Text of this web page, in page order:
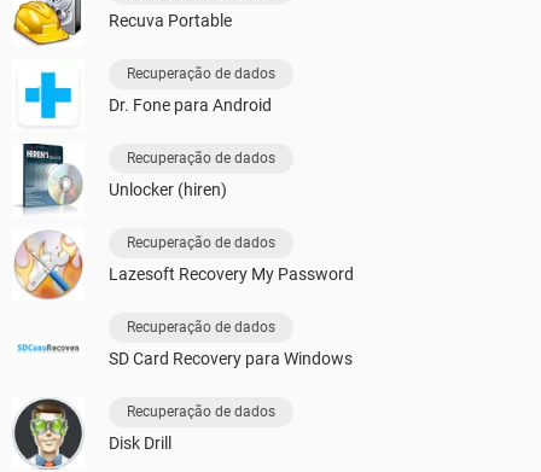
Recuva Portable
Recuperação de dados
Dr. Fone para Android
Recuperação de dados
Unlocker (hiren)
Recuperação de dados
Lazesoft Recovery My Password
Recuperação de dados
SD Card Recovery para Windows
Recuperação de dados
Disk Drill